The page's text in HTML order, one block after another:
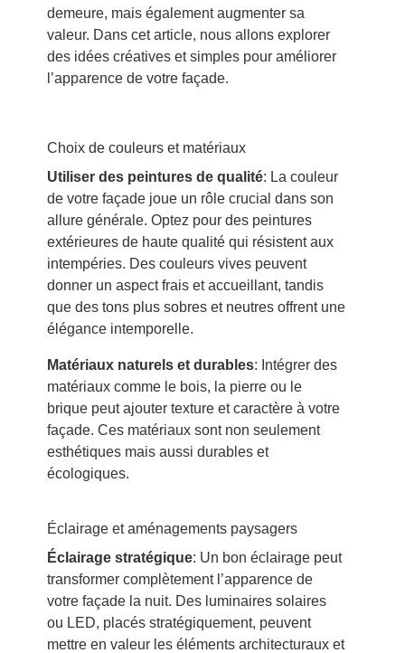
demeure, mais également augmenter sa
valeur. Dans cet article, nous allons explorer
des idées créatives et simples pour améliorer
l’apparence de votre façade.
Choix de couleurs et matériaux
Utiliser des peintures de qualité: La couleur
de votre façade joue un rôle crucial dans son
allure générale. Optez pour des peintures
extérieures de haute qualité qui résistent aux
intempéries. Des couleurs vives peuvent
donner un aspect frais et accueillant, tandis
que des tons plus sobres et neutres offrent une
élégance intemporelle.
Matériaux naturels et durables: Intégrer des
matériaux comme le bois, la pierre ou le
brique peut ajouter texture et caractère à votre
façade. Ces matériaux sont non seulement
esthétiques mais aussi durables et
écologiques.
Éclairage et aménagements paysagers
Éclairage stratégique: Un bon éclairage peut
transformer complètement l’apparence de
votre façade la nuit. Des luminaires solaires
ou LED, placés stratégiquement, peuvent
mettre en valeur les éléments architecturaux et